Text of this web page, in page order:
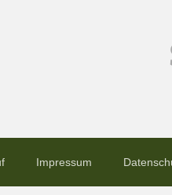
Impressum